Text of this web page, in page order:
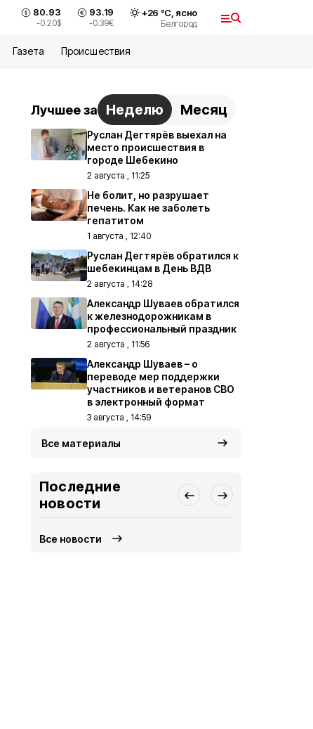
80.93
-0.20$
93.19
-0.39€
+26 °С, ясно
Белгород
Газета Происшествия
Лучшее за Неделю Месяц
Руслан Дегтярёв выехал на
место происшествия в
городе Шебекино
2 августа , 11:25
Не болит, но разрушает
печень. Как не заболеть
гепатитом
1 августа , 12:40
Руслан Дегтярёв обратился к
шебекинцам в День ВДВ
2 августа , 14:28
Александр Шуваев обратился
к железнодорожникам в
профессиональный праздник
2 августа , 11:56
Александр Шуваев – о
переводе мер поддержки
участников и ветеранов СВО
в электронный формат
3 августа , 14:59
Все материалы
Последние
новости
Все новости